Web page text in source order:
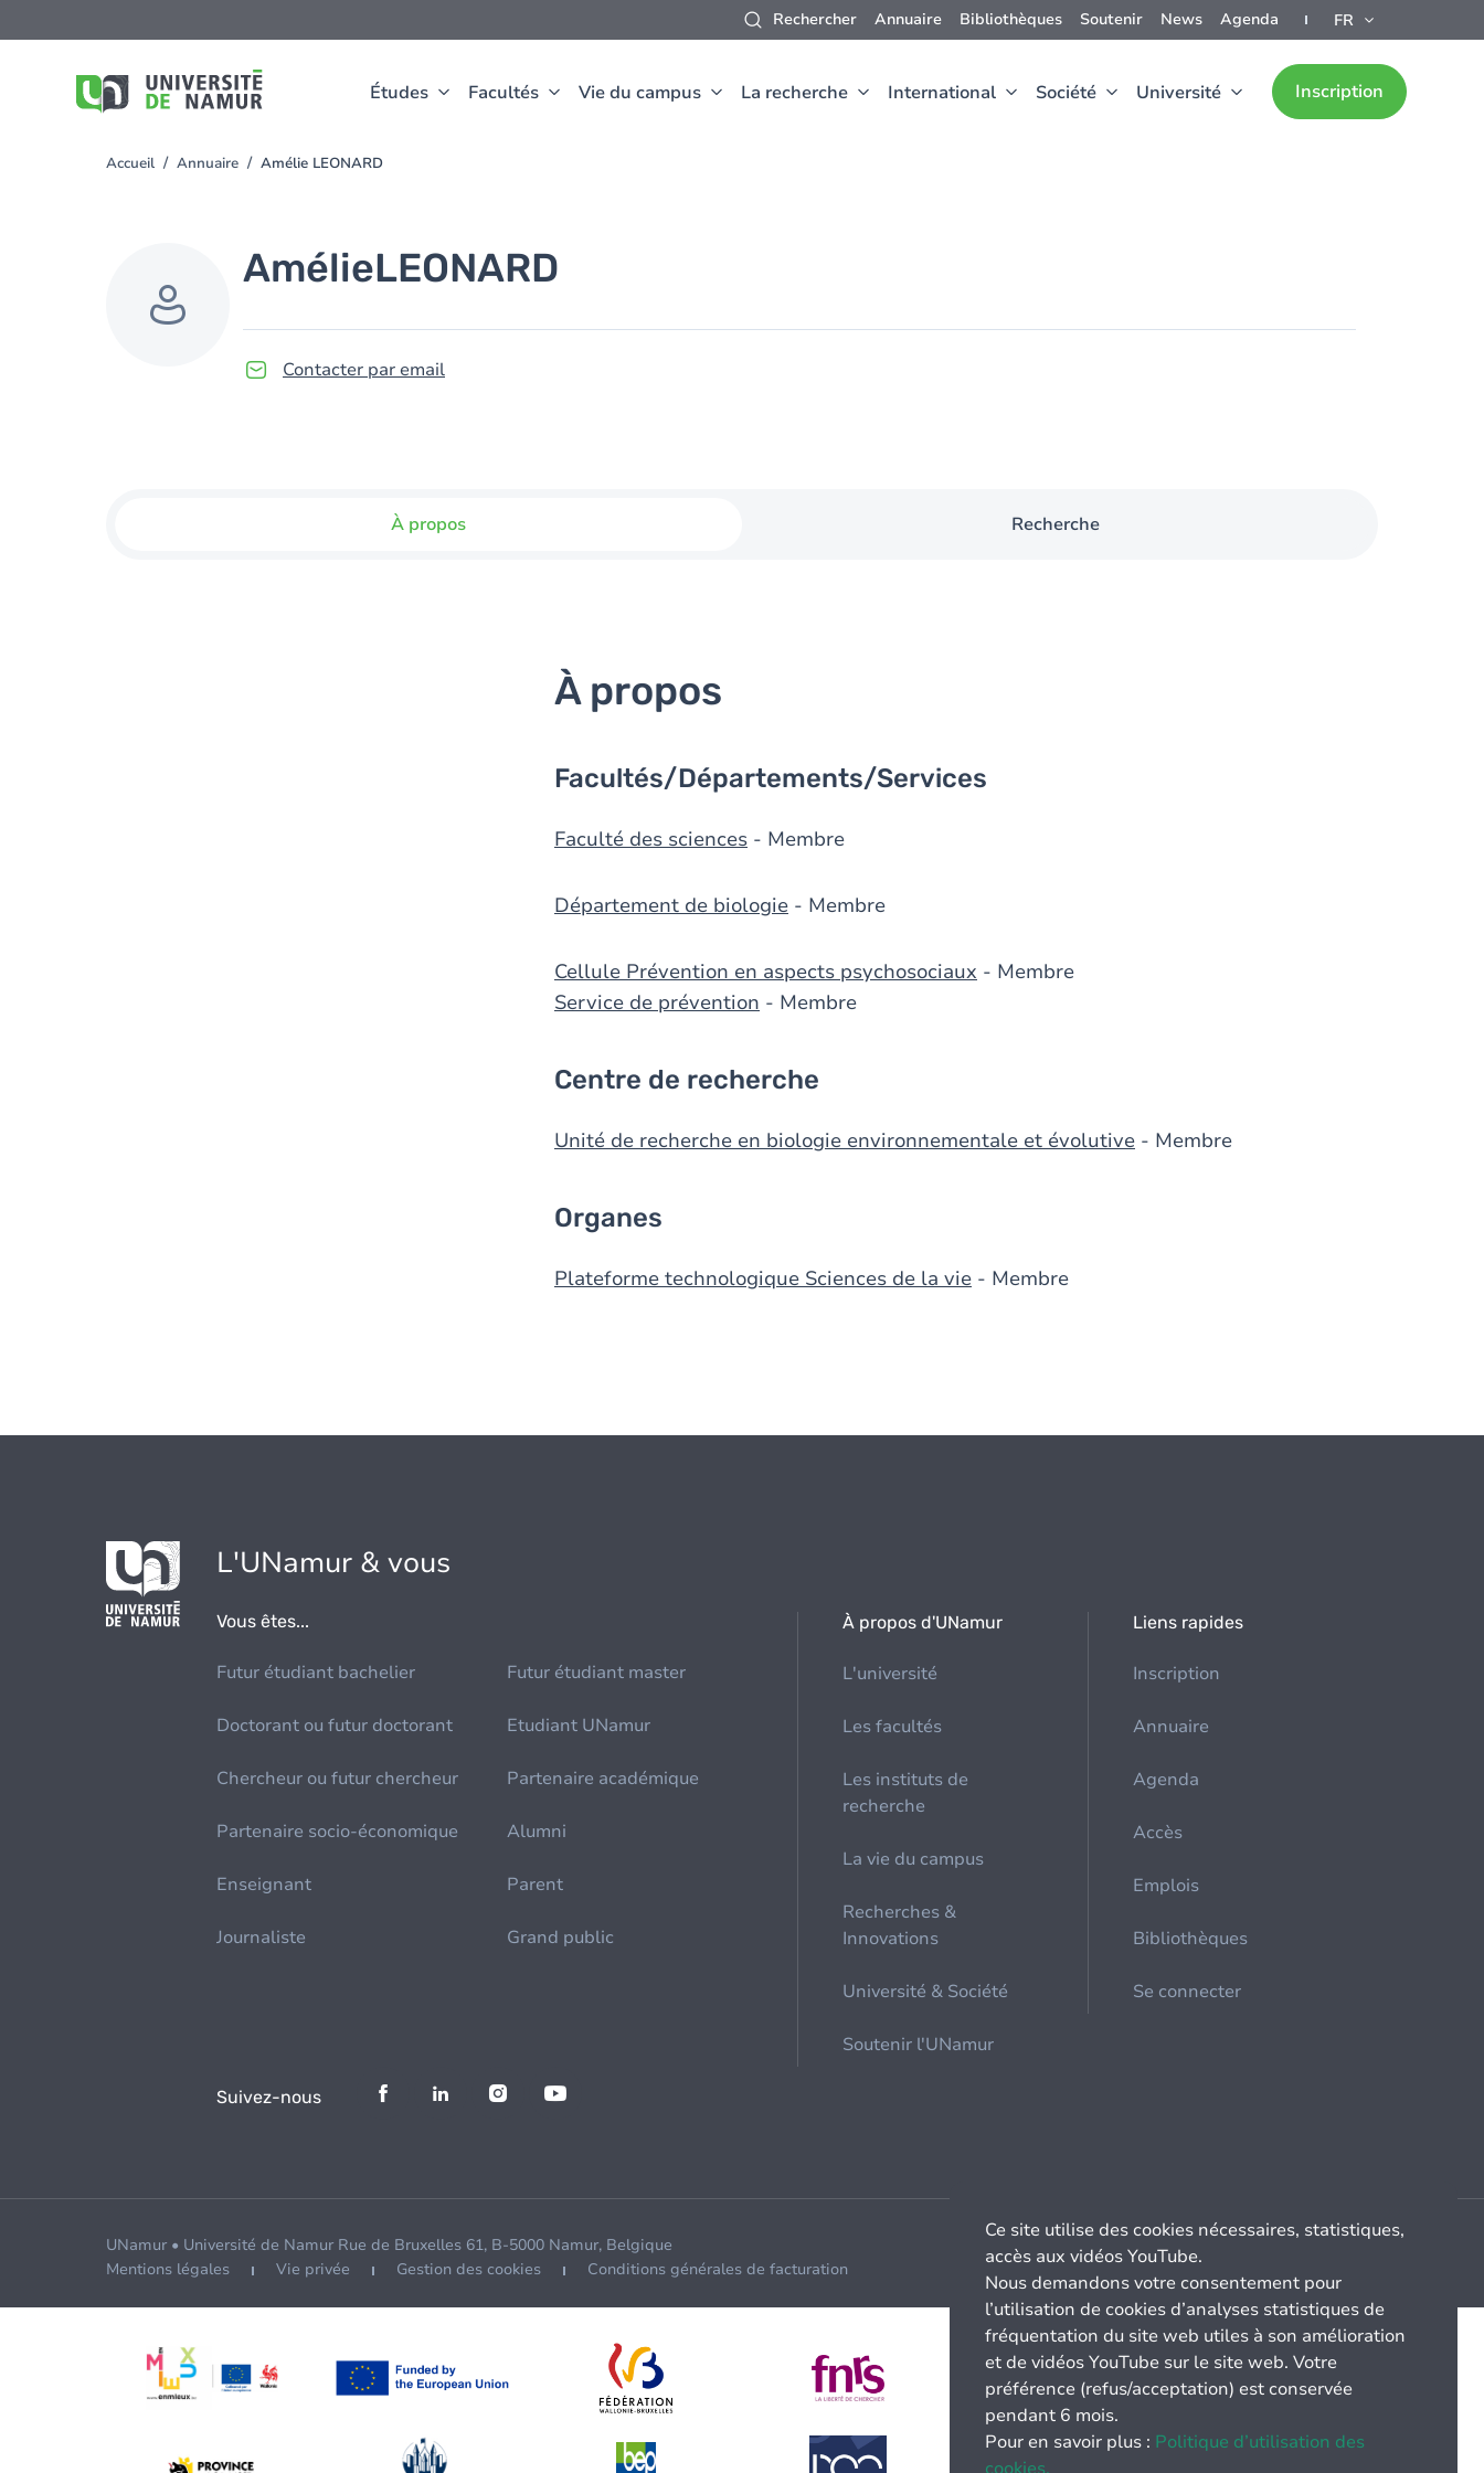
Rechercher Annuaire Bibliothèques Soutenir News Agenda FR
Études Facultés Vie du campus La recherche International Société Université Inscription
au
You
Accueil Annuaire Amélie LEONARD
AmélieLEONARD
Contacter par email
À propos Recherche
À propos
Facultés/Départements/Services
Faculté des sciences - Membre
Département de biologie - Membre
Cellule Prévention en aspects psychosociaux - Membre
Service de prévention - Membre
Centre de recherche
Unité de recherche en biologie environnementale et évolutive - Membre
Organes
Plateforme technologique Sciences de la vie - Membre
L'UNamur & vous
Vous êtes...
Futur étudiant bachelier Futur étudiant master
Doctorant ou futur doctorant Etudiant UNamur
Chercheur ou futur chercheur Partenaire académique
Partenaire socio-économique Alumni
Enseignant Parent
Journaliste Grand public
À propos d'UNamur
L'université
Les facultés
Les instituts de
recherche
La vie du campus
Recherches &
Innovations
Université & Société
Soutenir l'UNamur
Liens rapides
Inscription
Annuaire
Agenda
Accès
Emplois
Bibliothèques
Se connecter
Suivez-nous
UNamur • Université de Namur Rue de Bruxelles 61, B-5000 Namur, Belgique
Mentions légales
Vie privée Gestion des cookies Conditions générales de facturation
Ce site utilise des cookies nécessaires, statistiques,
accès aux vidéos YouTube.
Nous demandons votre consentement pour
l’utilisation de cookies d’analyses statistiques de
fréquentation du site web utiles à son amélioration
et de vidéos YouTube sur le site web. Votre
préférence (refus/acceptation) est conservée
pendant 6 mois.
Pour en savoir plus : Politique d’utilisation des